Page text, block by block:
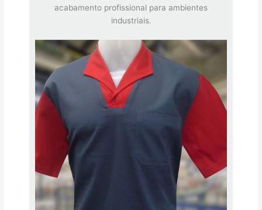
acabamento profissional para ambientes
industriais.